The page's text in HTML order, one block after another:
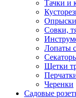
Тачки и
Совки,
Лопаты
Щетки
Черенки
Садовые